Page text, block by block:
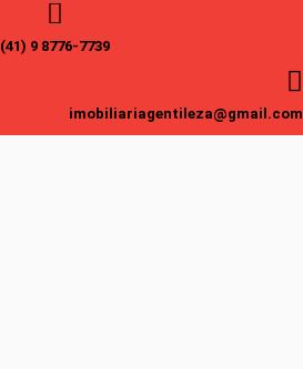
(41) 9 8776-7739
imobiliariagentileza@gmail.com